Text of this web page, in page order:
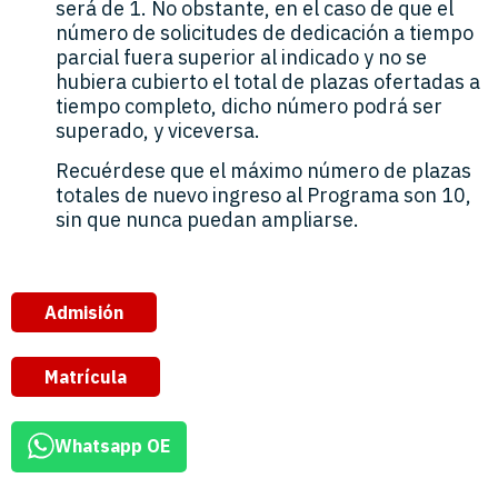
será de 1. No obstante, en el caso de que el
número de solicitudes de dedicación a tiempo
parcial fuera superior al indicado y no se
hubiera cubierto el total de plazas ofertadas a
tiempo completo, dicho número podrá ser
superado, y viceversa.
Recuérdese que el máximo número de plazas
totales de nuevo ingreso al Programa son 10,
sin que nunca puedan ampliarse.
Admisión
Matrícula
Whatsapp OE